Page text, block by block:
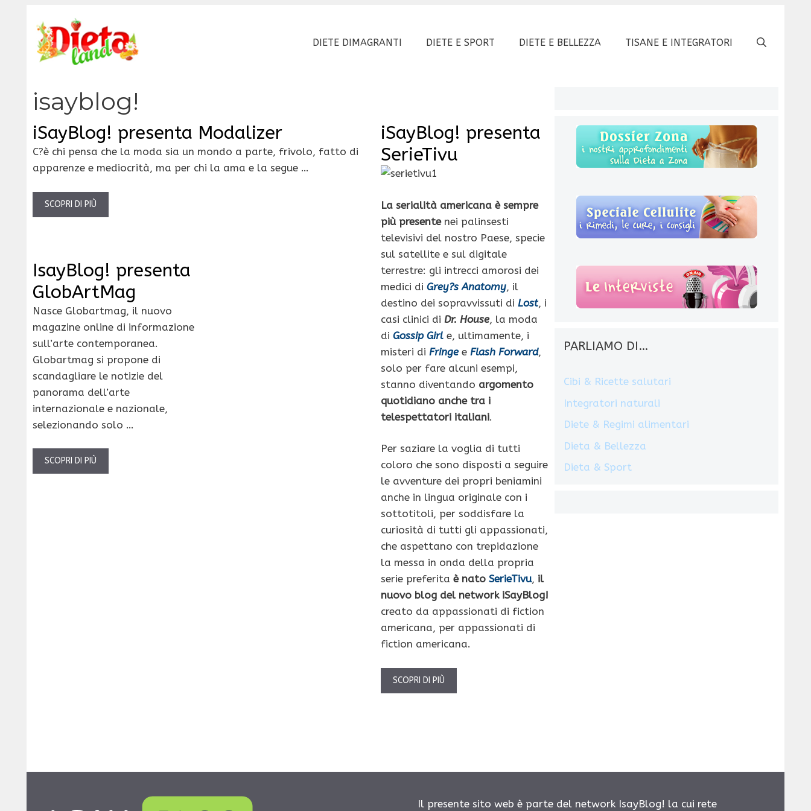
contenuto
DIETE DIMAGRANTI DIETE E SPORT DIETE E BELLEZZA TISANE E INTEGRATORI
isayblog!
iSayBlog! presenta Modalizer
C?è chi pensa che la moda sia un mondo a parte, frivolo, fatto di
apparenze e mediocrità, ma per chi la ama e la segue …
SCOPRI DI PIÙ
iSayBlog! presenta
SerieTivu
La serialità americana è sempre
più presentenei palinsesti
televisivi del nostro Paese, specie
sul satellite e sul digitale
terrestre: gli intrecci amorosi dei
medici di Grey?s Anatomy, il
destino dei sopravvissuti di Lost, i
casi clinici di Dr. House, la moda
di Gossip Girle, ultimamente, i
misteri di Fringee Flash Forward,
solo per fare alcuni esempi,
stanno diventando argomento
quotidiano anche tra i
telespettatori italiani.
Per saziare la voglia di tutti
coloro che sono disposti a seguire
le avventure dei propri beniamini
anche in lingua originale con i
sottotitoli, per soddisfare la
curiosità di tutti gli appassionati,
che aspettano con trepidazione
la messa in onda della propria
serie preferita è nato SerieTivu, il
nuovo blog del network iSayBlog!
creato da appassionati di fiction
americana, per appassionati di
fiction americana.
SCOPRI DI PIÙ
IsayBlog! presenta
GlobArtMag
Nasce Globartmag, il nuovo
magazine online di informazione
sull’arte contemporanea.
Globartmag si propone di
scandagliare le notizie del
panorama dell’arte
internazionale e nazionale,
selezionando solo …
SCOPRI DI PIÙ
PARLIAMO DI…
Cibi & Ricette salutari
Integratori naturali
Diete & Regimi alimentari
Dieta & Bellezza
Dieta & Sport
Il presente sito web è parte del network IsayBlog! la cui rete